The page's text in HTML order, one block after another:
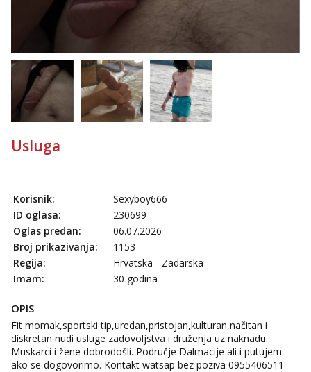
Usluga
Korisnik:
Sexyboy666
ID oglasa:
230699
Oglas predan:
06.07.2026
Broj prikazivanja:
1153
Regija:
Hrvatska - Zadarska
Imam:
30 godina
OPIS
Fit momak,sportski tip,uredan,pristojan,kulturan,načitan i
diskretan nudi usluge zadovoljstva i druženja uz naknadu.
Muskarci i žene dobrodošli. Područje Dalmacije ali i putujem
ako se dogovorimo. Kontakt watsap bez poziva 0955406511